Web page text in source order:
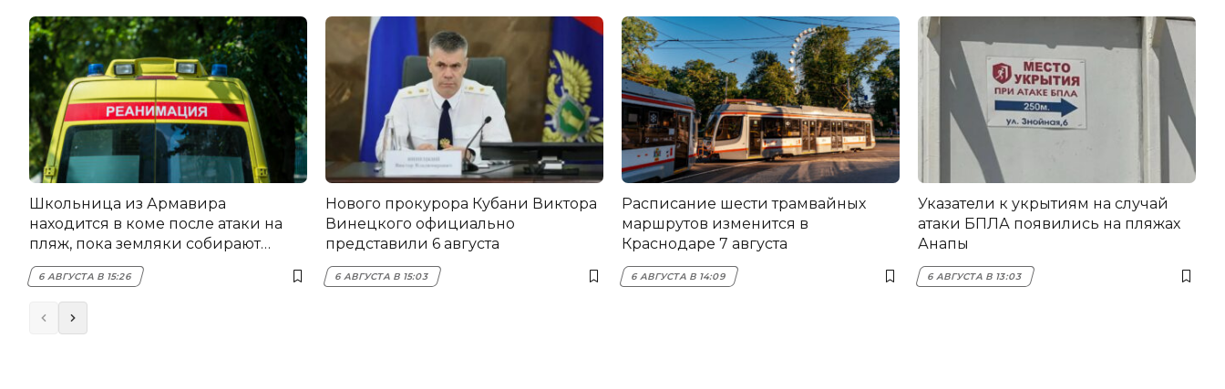
Школьница из Армавира
находится в коме после атаки на
пляж, пока земляки собирают
помощь
6 АВГУСТА В 15:26
Нового прокурора Кубани Виктора
Винецкого официально
представили 6 августа
6 АВГУСТА В 15:03
Расписание шести трамвайных
маршрутов изменится в
Краснодаре 7 августа
6 АВГУСТА В 14:09
Указатели к укрытиям на случай
атаки БПЛА появились на пляжах
Анапы
6 АВГУСТА В 13:03